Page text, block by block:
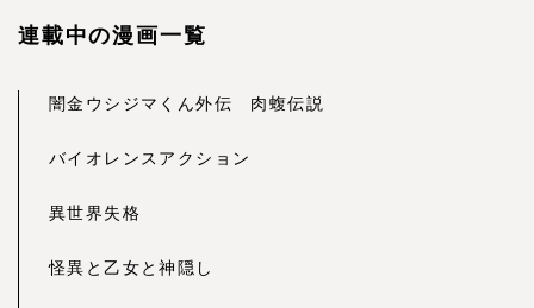
連載中の漫画一覧
闇金ウシジマくん外伝 肉蝮伝説
バイオレンスアクション
異世界失格
怪異と乙女と神隠し